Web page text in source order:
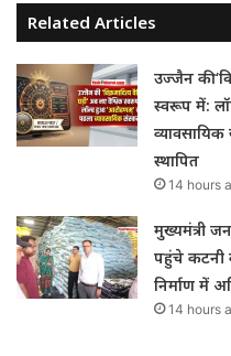
Related Articles
उज्जैन की
स्वरूप में:
स्थापित
14 hours
मुख्यमंत्री
पहुंचे कटनी
निर्माण में
14 hours